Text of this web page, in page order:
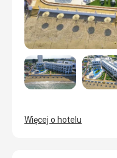
Więcej o hotelu